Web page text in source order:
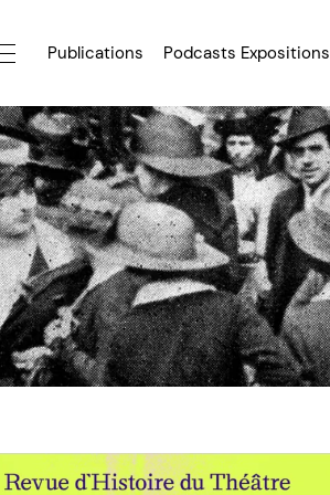
Publications Podcasts Expositions
[9]
[10]
Les Femmes de spectacle au XIXe siècle
[11]
Horizons/Théâtre
[12]
Tréteaux et paravents : le
théâtre de société au XIXe siècle
théâtral : revue québécoise d’études
théâtrales